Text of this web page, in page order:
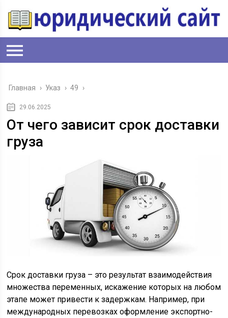
Главная › Указ › 49 ›
29.06.2025
От чего зависит срок доставки
груза
Срок доставки груза – это результат взаимодействия
множества переменных, искажение которых на любом
этапе может привести к задержкам. Например, при
международных перевозках оформление экспортно-